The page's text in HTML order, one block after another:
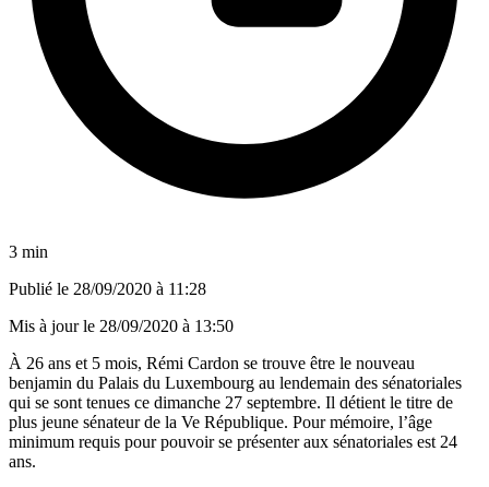
3 min
Publié le 28/09/2020 à 11:28
Mis à jour le 28/09/2020 à 13:50
À 26 ans et 5 mois, Rémi Cardon se trouve être le nouveau
benjamin du Palais du Luxembourg au lendemain des sénatoriales
qui se sont tenues ce dimanche 27 septembre. Il détient le titre de
plus jeune sénateur de la Ve République. Pour mémoire, l’âge
minimum requis pour pouvoir se présenter aux sénatoriales est 24
ans.